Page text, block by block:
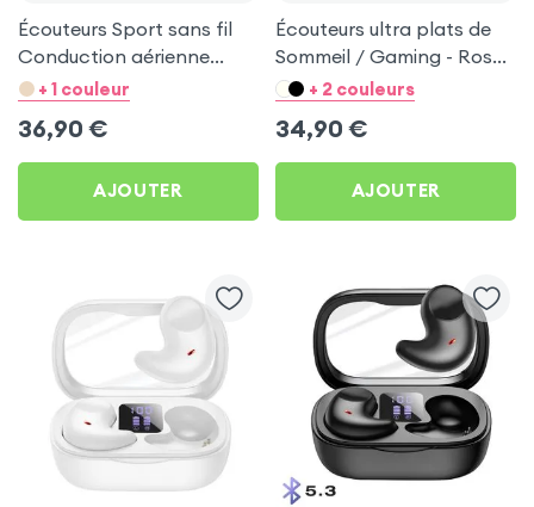
Écouteurs Sport sans fil
Conduction aérienne
Swissten Run Noir pour
+ 1 couleur
36,90 €
AJOUTER
Écouteurs ultra plats de
Sommeil / Gaming - Rose
pour Samsung Galaxy
+ 2 couleurs
34,90 €
AJOUTER